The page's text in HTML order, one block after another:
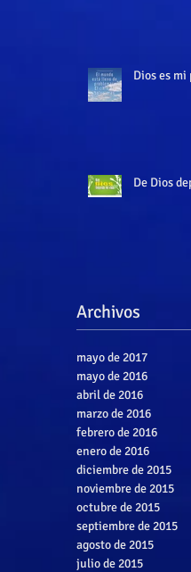
Dios es mi
De Dios
Archivos
mayo de 2017
mayo de 2016
abril de 2016
marzo de 2016
febrero de 2016
enero de 2016
diciembre de 2015
noviembre de 2015
octubre de 2015
septiembre de 2015
agosto de 2015
julio de 2015